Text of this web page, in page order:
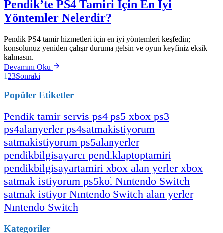
Pendik’te PS4 Tamiri İçin En İyi
Yöntemler Nelerdir?
Pendik PS4 tamir hizmetleri için en iyi yöntemleri keşfedin;
konsolunuz yeniden çalışır duruma gelsin ve oyun keyfiniz eksik
kalmasın.
Devamını Oku
1 23Sonraki
Popüler Etiketler
Pendik tamir servis ps4 ps5 xbox ps3
ps4alanyerler ps4satmakistiyorum
satmakistiyorum ps5alanyerler
pendikbilgisayarcı pendiklaptoptamiri
pendikbilgisayartamiri xbox alan yerler xbox
satmak istiyorum ps5kol Nıntendo Switch
satmak istiyor Nıntendo Switch alan yerler
Nıntendo Switch
Kategoriler